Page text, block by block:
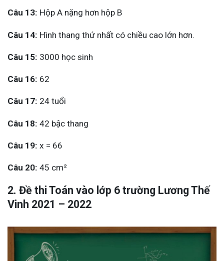
Câu 13: Hộp A nặng hơn hộp B
Câu 14: Hình thang thứ nhất có chiều cao lớn hơn.
Câu 15: 3000 học sinh
Câu 16: 62
Câu 17: 24 tuổi
Câu 18: 42 bậc thang
Câu 19: x = 66
Câu 20: 45 cm²
2. Đề thi Toán vào lớp 6 trường Lương Thế
Vinh 2021 – 2022